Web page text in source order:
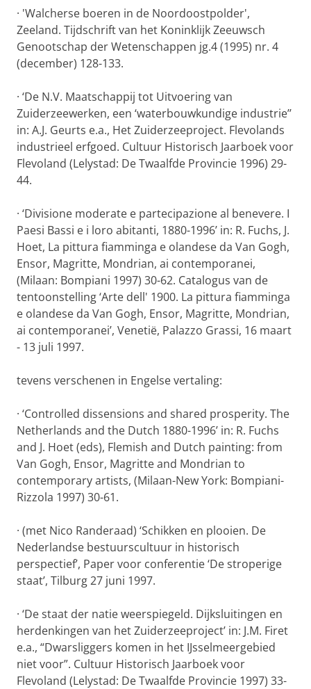
· 'Walcherse boeren in de Noordoostpolder',
Zeeland. Tijdschrift van het Koninklijk Zeeuwsch
Genootschap der Wetenschappen jg.4 (1995) nr. 4
(december) 128-133.
· ‘De N.V. Maatschappij tot Uitvoering van
Zuiderzeewerken, een ‘waterbouwkundige industrie’’
in: A.J. Geurts e.a., Het Zuiderzeeproject. Flevolands
industrieel erfgoed. Cultuur Historisch Jaarboek voor
Flevoland (Lelystad: De Twaalfde Provincie 1996) 29-
44.
· ‘Divisione moderate e partecipazione al benevere. I
Paesi Bassi e i loro abitanti, 1880-1996’ in: R. Fuchs, J.
Hoet, La pittura fiamminga e olandese da Van Gogh,
Ensor, Magritte, Mondrian, ai contemporanei,
(Milaan: Bompiani 1997) 30-62. Catalogus van de
tentoonstelling ‘Arte dell' 1900. La pittura fiamminga
e olandese da Van Gogh, Ensor, Magritte, Mondrian,
ai contemporanei’, Venetië, Palazzo Grassi, 16 maart
- 13 juli 1997.
tevens verschenen in Engelse vertaling:
· ‘Controlled dissensions and shared prosperity. The
Netherlands and the Dutch 1880-1996’ in: R. Fuchs
and J. Hoet (eds), Flemish and Dutch painting: from
Van Gogh, Ensor, Magritte and Mondrian to
contemporary artists, (Milaan-New York: Bompiani-
Rizzola 1997) 30-61.
· (met Nico Randeraad) ‘Schikken en plooien. De
Nederlandse bestuurscultuur in historisch
perspectief’, Paper voor conferentie ‘De stroperige
staat’, Tilburg 27 juni 1997.
· ‘De staat der natie weerspiegeld. Dijksluitingen en
herdenkingen van het Zuiderzeeproject’ in: J.M. Firet
e.a., “Dwarsliggers komen in het IJsselmeergebied
niet voor”. Cultuur Historisch Jaarboek voor
Flevoland (Lelystad: De Twaalfde Provincie 1997) 33-